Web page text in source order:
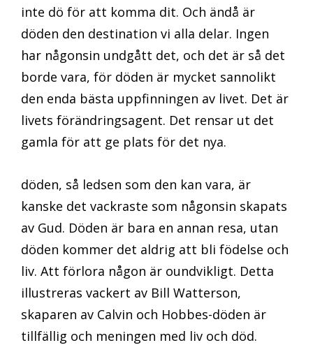
inte dö för att komma dit. Och ändå är
döden den destination vi alla delar. Ingen
har någonsin undgått det, och det är så det
borde vara, för döden är mycket sannolikt
den enda bästa uppfinningen av livet. Det är
livets förändringsagent. Det rensar ut det
gamla för att ge plats för det nya.
döden, så ledsen som den kan vara, är
kanske det vackraste som någonsin skapats
av Gud. Döden är bara en annan resa, utan
döden kommer det aldrig att bli födelse och
liv. Att förlora någon är oundvikligt. Detta
illustreras vackert av Bill Watterson,
skaparen av Calvin och Hobbes-döden är
tillfällig och meningen med liv och död.